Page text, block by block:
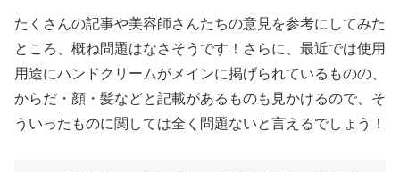
たくさんの記事や美容師さんたちの意見を参考にしてみた
ところ、概ね問題はなさそうです！さらに、最近では使用
用途にハンドクリームがメインに掲げられているものの、
からだ・顔・髪などと記載があるものも見かけるので、そ
ういったものに関しては全く問題ないと言えるでしょう！